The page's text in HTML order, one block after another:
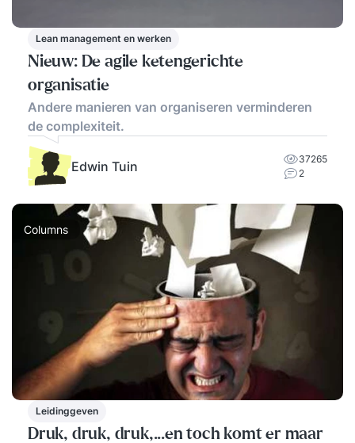
Lean management en werken
Nieuw: De agile ketengerichte
organisatie
Andere manieren van organiseren verminderen
de complexiteit.
Edwin Tuin
37265
2
Columns
Leidinggeven
Druk, druk, druk,...en toch komt er maar